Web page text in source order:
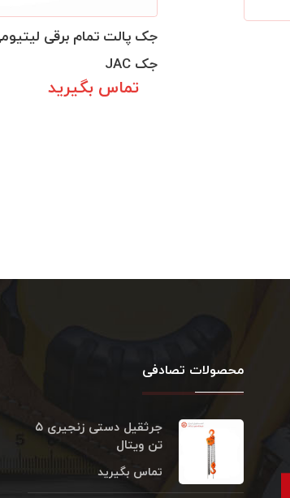
جک JAC
تماس بگیرید
محصولات تصادفی
جرثقیل دستی زنجیری ۵
تن ویتال
تماس بگیرید